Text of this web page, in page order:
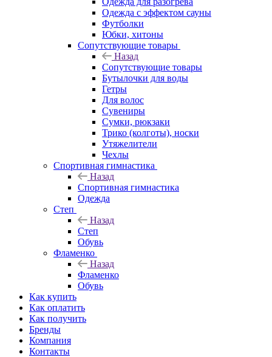
Одежда с эффектом сауны
Футболки
Юбки, хитоны
Сопутствующие товары
Назад
Сопутствующие товары
Бутылочки для воды
Гетры
Для волос
Сувениры
Сумки, рюкзаки
Трико (колготы), носки
Утяжелители
Чехлы
Спортивная гимнастика
Назад
Спортивная гимнастика
Одежда
Степ
Назад
Степ
Обувь
Фламенко
Назад
Фламенко
Обувь
Как купить
Как оплатить
Как получить
Бренды
Компания
Контакты